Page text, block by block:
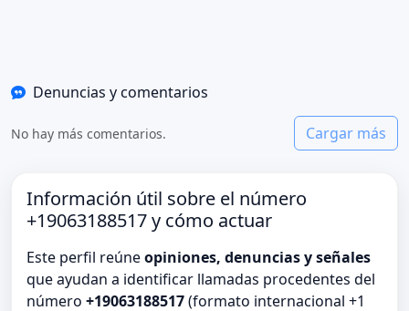
Denuncias y comentarios
No hay más comentarios. Cargar más
Información útil sobre el número
+19063188517 y cómo actuar
Este perfil reúneopiniones, denuncias y señales
que ayudan a identificar llamadas procedentes del
número +19063188517(formato internacional +1